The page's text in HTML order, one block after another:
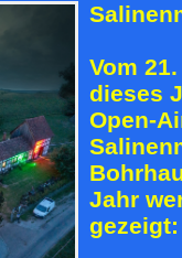
Vom
dieses
Open-
Jahr
gezeigt: